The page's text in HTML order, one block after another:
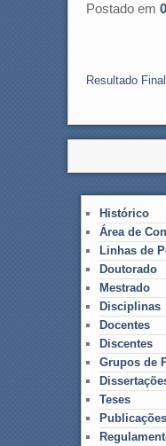
Postado em
Resultado
Histórico
Área de
Linhas de
Doutorado
Mestrado
Disciplinas
Docentes
Discentes
Grupos de
Teses
Publicações